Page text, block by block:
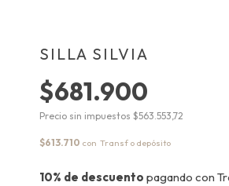
SILLA SILVIA
$681.900
Precio sin impuestos$563.553,72
$613.710 con
10% de descuento pagando con